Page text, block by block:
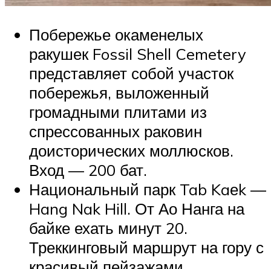
Побережье окаменелых
ракушек Fossil Shell Cemetery
представляет собой участок
побережья, выложенный
громадными плитами из
спрессованных раковин
доисторических моллюсков.
Вход — 200 бат.
Национальный парк Tab Kaеk —
Hang Nak Hill. От Ао Нанга на
байке ехать минут 20.
Треккинговый маршрут на гору с